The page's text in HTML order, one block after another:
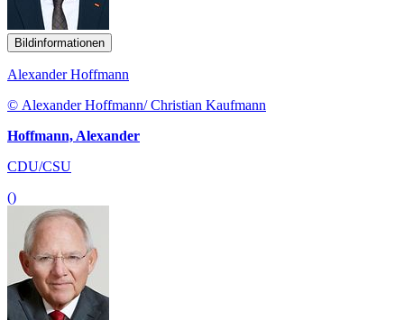
Bildinformationen
Alexander Hoffmann
© Alexander Hoffmann/ Christian Kaufmann
Hoffmann, Alexander
CDU/CSU
()